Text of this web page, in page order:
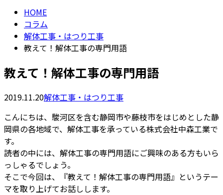
HOME
コラム
解体工事・はつり工事
教えて！解体工事の専門用語
教えて！解体工事の専門用語
2019.11.20解体工事・はつり工事
こんにちは、駿河区を含む静岡市や藤枝市をはじめとした静
岡県の各地域で、解体工事を承っている株式会社中森工業で
す。
読者の中には、解体工事の専門用語にご興味のある方もいら
っしゃるでしょう。
そこで今回は、『教えて！解体工事の専門用語』というテー
マを取り上げてお話しします。